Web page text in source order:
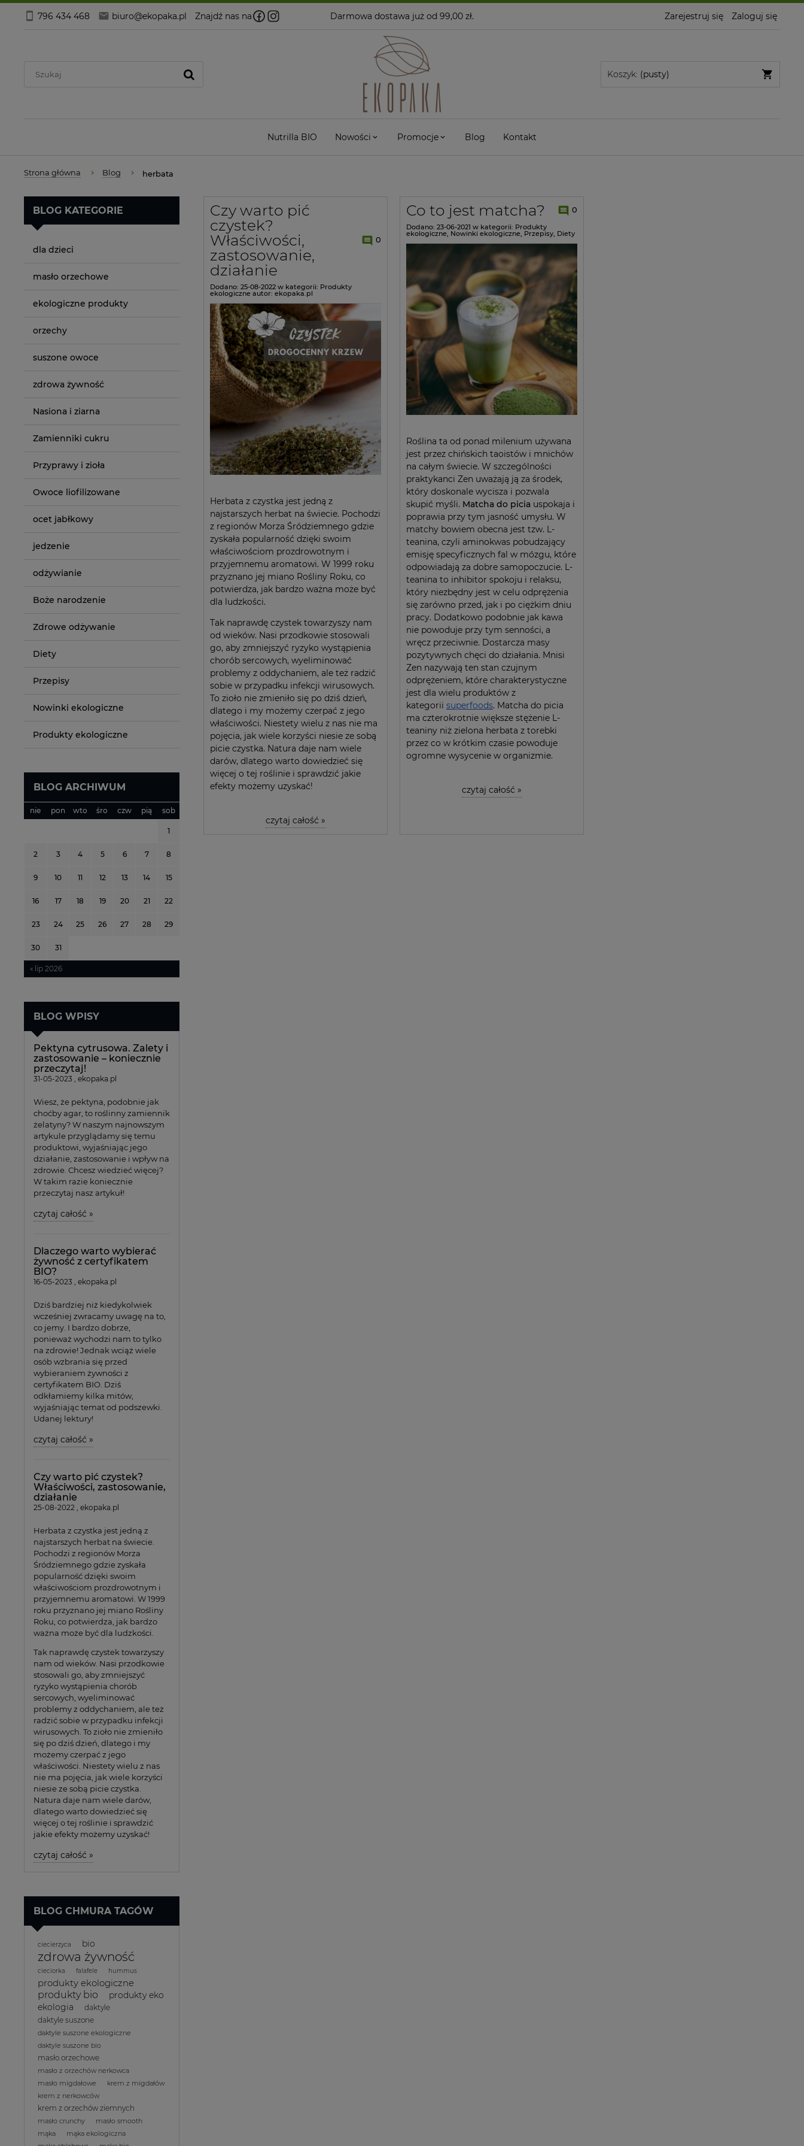
796 434 468 biuro@ekopaka.pl Znajdź nas na Darmowa dostawa już od 99,00 zł. Zarejestruj się Zaloguj się
Koszyk: (pusty)
Nutrilla BIO Nowości Promocje Blog Kontakt
Strona główna Blog herbata
BLOG KATEGORIE
dla dzieci
masło orzechowe
ekologiczne produkty
orzechy
suszone owoce
zdrowa żywność
Nasiona i ziarna
Zamienniki cukru
Przyprawy i zioła
Owoce liofilizowane
ocet jabłkowy
jedzenie
odżywianie
Boże narodzenie
Zdrowe odżywanie
Diety
Przepisy
Nowinki ekologiczne
Produkty ekologiczne
BLOG ARCHIWUM
nie pon wto śro czw pią sob
1
2 3 4 5 6 7 8
9 10 11 12 13 14 15
16 17 18 19 20 21 22
23 24 25 26 27 28 29
30 31
« lip 2026
BLOG WPISY
Pektyna cytrusowa. Zalety i
zastosowanie – koniecznie
przeczytaj!
31-05-2023 , ekopaka.pl
Wiesz, że pektyna, podobnie jak
choćby agar, to roślinny zamiennik
żelatyny? W naszym najnowszym
artykule przyglądamy się temu
produktowi, wyjaśniając jego
działanie, zastosowanie i wpływ na
zdrowie. Chcesz wiedzieć więcej?
W takim razie koniecznie
przeczytaj nasz artykuł!
czytaj całość »
Dlaczego warto wybierać
żywność z certyfikatem
BIO?
16-05-2023 , ekopaka.pl
Dziś bardziej niż kiedykolwiek
wcześniej zwracamy uwagę na to,
co jemy. I bardzo dobrze,
ponieważ wychodzi nam to tylko
na zdrowie! Jednak wciąż wiele
osób wzbrania się przed
wybieraniem żywności z
certyfikatem BIO. Dziś
odkłamiemy kilka mitów,
wyjaśniając temat od podszewki.
Udanej lektury!
czytaj całość »
Czy warto pić czystek?
Właściwości, zastosowanie,
działanie
25-08-2022 , ekopaka.pl
Herbata z czystka jest jedną z
najstarszych herbat na świecie.
Pochodzi z regionów Morza
Śródziemnego gdzie zyskała
popularność dzięki swoim
właściwościom prozdrowotnym i
przyjemnemu aromatowi. W 1999
roku przyznano jej miano Rośliny
Roku, co potwierdza, jak bardzo
ważna może być dla ludzkości.
Tak naprawdę czystek towarzyszy
nam od wieków. Nasi przodkowie
stosowali go, aby zmniejszyć
ryzyko wystąpienia chorób
sercowych, wyeliminować
problemy z oddychaniem, ale też
radzić sobie w przypadku infekcji
wirusowych. To zioło nie zmieniło
się po dziś dzień, dlatego i my
możemy czerpać z jego
właściwości. Niestety wielu z nas
nie ma pojęcia, jak wiele korzyści
niesie ze sobą picie czystka.
Natura daje nam wiele darów,
dlatego warto dowiedzieć się
więcej o tej roślinie i sprawdzić
jakie efekty możemy uzyskać!
czytaj całość »
BLOG CHMURA TAGÓW
ciecierzyca bio
zdrowa żywność
cieciorka falafele hummus
produkty ekologiczne
produkty bio
produkty eko
ekologia
daktyle
daktyle suszone
daktyle suszone ekologiczne
daktyle suszone bio
masło orzechowe
masło z orzechów nerkowca
masło migdałowe
krem z migdałów
krem z nerkowców
krem z orzechów ziemnych
masło crunchy
masło smooth
mąka
mąka ekologiczna
Czy warto pić
czystek?
Właściwości,
zastosowanie,
działanie
0
Dodano: 25-08-2022 w kategorii: Produkty
ekologiczne autor: ekopaka.pl
Herbata z czystka jest jedną z
najstarszych herbat na świecie. Pochodzi
z regionów Morza Śródziemnego gdzie
zyskała popularność dzięki swoim
właściwościom prozdrowotnym i
przyjemnemu aromatowi. W 1999 roku
przyznano jej miano Rośliny Roku, co
potwierdza, jak bardzo ważna może być
dla ludzkości.
Tak naprawdę czystek towarzyszy nam
od wieków. Nasi przodkowie stosowali
go, aby zmniejszyć ryzyko wystąpienia
chorób sercowych, wyeliminować
problemy z oddychaniem, ale też radzić
sobie w przypadku infekcji wirusowych.
To zioło nie zmieniło się po dziś dzień,
dlatego i my możemy czerpać z jego
właściwości. Niestety wielu z nas nie ma
pojęcia, jak wiele korzyści niesie ze sobą
picie czystka. Natura daje nam wiele
darów, dlatego warto dowiedzieć się
więcej o tej roślinie i sprawdzić jakie
efekty możemy uzyskać!
czytaj całość »
Co to jest matcha? 0
Dodano: 23-06-2021 w kategorii: Produkty
ekologiczne, Nowinki ekologiczne, Przepisy, Diety
Roślina ta od ponad milenium używana
jest przez chińskich taoistów i mnichów
na całym świecie. W szczególności
praktykanci Zen uważają ją za środek,
który doskonale wycisza i pozwala
skupić myśli. Matcha do picia uspokaja i
poprawia przy tym jasność umysłu. W
matchy bowiem obecna jest tzw. L-
teanina, czyli aminokwas pobudzający
emisję specyficznych fal w mózgu, które
odpowiadają za dobre samopoczucie. L-
teanina to inhibitor spokoju i relaksu,
który niezbędny jest w celu odprężenia
się zarówno przed, jak i po ciężkim dniu
pracy. Dodatkowo podobnie jak kawa
nie powoduje przy tym senności, a
wręcz przeciwnie. Dostarcza masy
pozytywnych chęci do działania. Mnisi
Zen nazywają ten stan czujnym
odprężeniem, które charakterystyczne
jest dla wielu produktów z
kategorii superfoods. Matcha do picia
ma czterokrotnie większe stężenie L-
teaniny niż zielona herbata z torebki
przez co w krótkim czasie powoduje
ogromne wysycenie w organizmie.
czytaj całość »